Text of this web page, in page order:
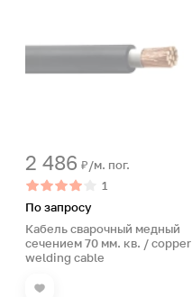
2 486 ₽/м. пог.
1
По запросу
Кабель сварочный медный
сечением 70 мм. кв. / copper
welding cable